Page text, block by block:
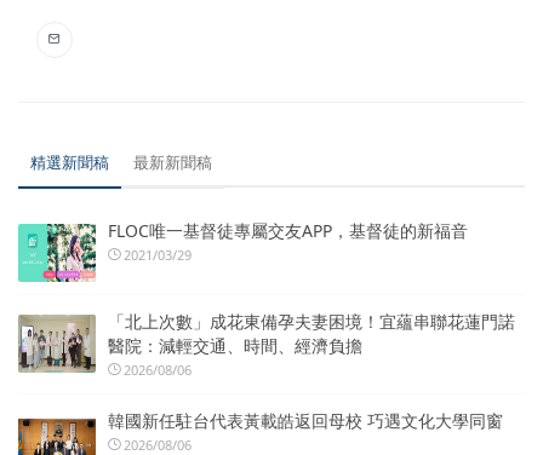
精選新聞稿 最新新聞稿
FLOC唯一基督徒專屬交友APP，基督徒的新福音
2021/03/29
「北上次數」成花東備孕夫妻困境！宜蘊串聯花蓮門諾
醫院：減輕交通、時間、經濟負擔
2026/08/06
韓國新任駐台代表黃載皓返回母校 巧遇文化大學同窗
2026/08/06